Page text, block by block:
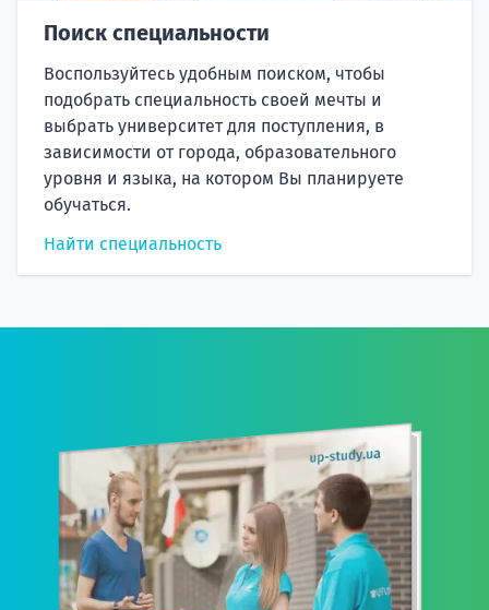
Поиск специальности
Воспользуйтесь удобным поиском, чтобы
подобрать специальность своей мечты и
выбрать университет для поступления, в
зависимости от города, образовательного
уровня и языка, на котором Вы планируете
обучаться.
Найти специальность